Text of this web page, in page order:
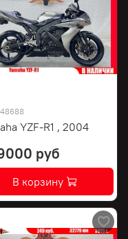
YZF-R1 , 2004
руб
В корзину